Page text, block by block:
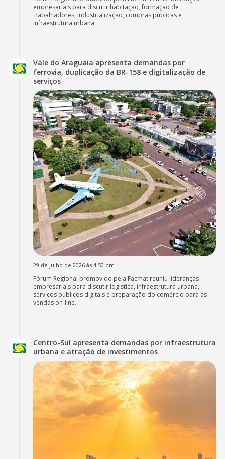
empresariais para discutir habitação, formação de
trabalhadores, industrialização, compras públicas e
infraestrutura urbana
Vale do Araguaia apresenta demandas por
ferrovia, duplicação da BR-158 e digitalização de
serviços
29 de julho de 2026 às 4:50 pm
Fórum Regional promovido pela Facmat reuniu lideranças
empresariais para discutir logística, infraestrutura urbana,
serviços públicos digitais e preparação do comércio para as
vendas on-line.
Centro-Sul apresenta demandas por infraestrutura
urbana e atração de investimentos